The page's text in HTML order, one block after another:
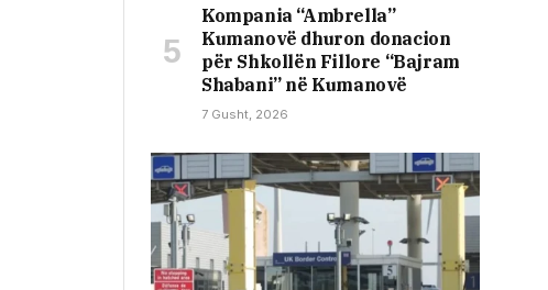
Kompania “Ambrella”
Kumanovë dhuron donacion
për Shkollën Fillore “Bajram
Shabani” në Kumanovë
7 Gusht, 2026